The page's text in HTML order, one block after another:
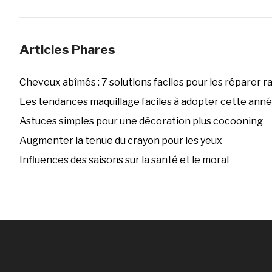
Articles Phares
Cheveux abîmés : 7 solutions faciles pour les réparer
Les tendances maquillage faciles à adopter cette
Astuces simples pour une décoration plus cocooning
Augmenter la tenue du crayon pour les yeux
Influences des saisons sur la santé et le moral